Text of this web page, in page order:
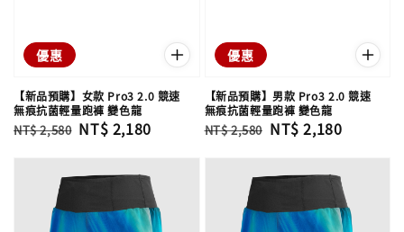
優惠
【新品預購】女款 Pro3 2.0 競速
無痕抗菌輕量跑褲 變色龍
Regular
NT$ 2,580 Sale
NT$ 2,180
優惠
【新品預購】男款 Pro3 2.0 競速
無痕抗菌輕量跑褲 變色龍
Regular
NT$ 2,580 Sale
NT$ 2,180